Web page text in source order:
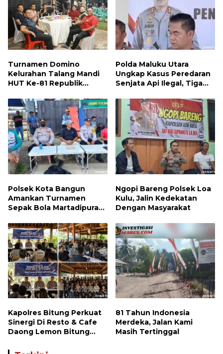
Turnamen Domino
Kelurahan Talang Mandi
HUT Ke-81 Republik
Polda Maluku Utara
Ungkap Kasus Peredaran
Senjata Api Ilegal, Tiga
Polsek Kota Bangun
Amankan Turnamen
Sepak Bola Martadipura
Ngopi Bareng Polsek Loa
Kulu, Jalin Kedekatan
Dengan Masyarakat
Kapolres Bitung Perkuat
Sinergi Di Resto & Cafe
Daong Lemon Bitung
81 Tahun Indonesia
Merdeka, Jalan Kami
Masih Tertinggal